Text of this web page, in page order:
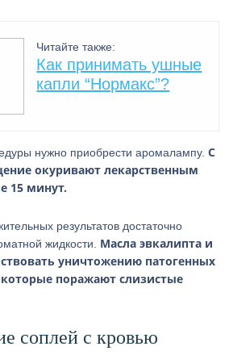
Читайте также:
Как принимать ушные
капли “Нормакс”?
нужно приобрести аромалампу.С
окуривают лекарственным
15 минут.
результатов достаточно
жидкости. Масла эвкалипта и
уничтожению патогенных
поражают слизистые
соплей с кровью